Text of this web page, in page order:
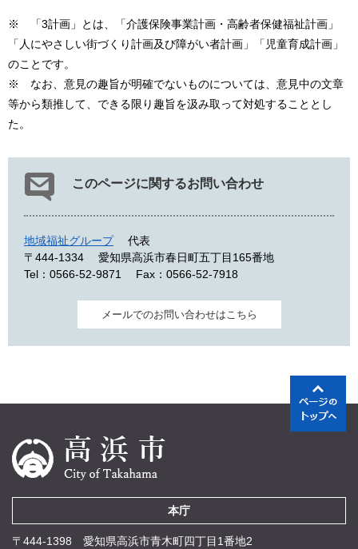
※ 「3計画」とは、「介護保険事業計画・高齢者保健福祉計画」
「人にやさしい街づくり計画及び障がい者計画」「児童育成計画」
のことです。
※ なお、意見の趣旨が明確でないものについては、意見中の文章
等から類推して、できる限り趣旨を汲み取って対処することとし
た。
このページに関するお問い合わせ
地域福祉グループ
代表
〒444-1334
愛知県高浜市春日町五丁目165番地
Tel：0566-52-9871
Fax：0566-52-7918
メールでのお問い合わせはこちら
本庁
〒444-1398 愛知県高浜市青木町四丁目1番地2